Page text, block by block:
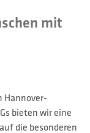
mit
bieten wir eine
die besonderen